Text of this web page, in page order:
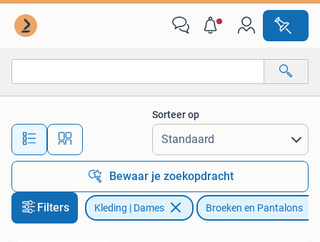
Alle afstanden…
Sorteer op
Bewaar je zoekopdracht
Filters Kleding | Dames Broeken en Pantalons